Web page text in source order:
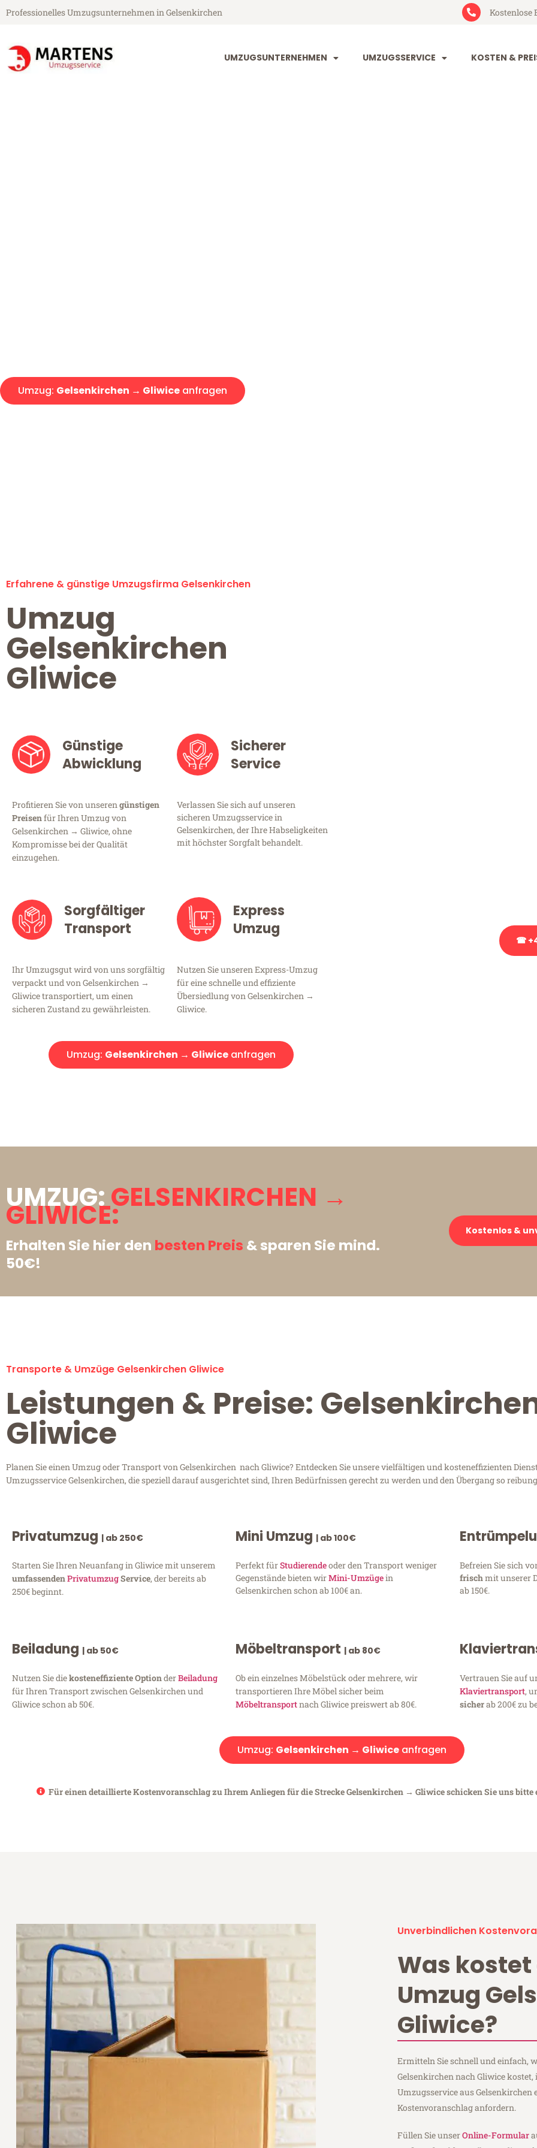
Professionelles Umzugsunternehmen in Gelsenkirchen Kostenlose
UMZUGSUNTERNEHMEN UMZUGSSERVICE KOSTEN &
Umzug: Gelsenkirchen → Gliwice anfragen
Erfahrene & günstige Umzugsfirma Gelsenkirchen
Umzug
Gelsenkirchen
Gliwice
Günstige
Abwicklung
Profitieren Sie von unserengünstigen
Preisenfür Ihren Umzug von
Gelsenkirchen → Gliwice, ohne
Kompromisse bei der Qualität
einzugehen.
Sicherer
Service
Verlassen Sie sich auf unseren
sicheren Umzugsservice in
Gelsenkirchen, der Ihre Habseligkeiten
mit höchster Sorgfalt behandelt.
Sorgfältiger
Transport
Ihr Umzugsgut wird von uns sorgfältig
verpackt und von Gelsenkirchen →
Gliwice transportiert, um einen
sicheren Zustand zu gewährleisten.
Express
Umzug
Nutzen Sie unseren Express-Umzug
für eine schnelle und effiziente
Übersiedlung von Gelsenkirchen →
Gliwice.
Umzug: Gelsenkirchen → Gliwiceanfragen
☎
UMZUG:GELSENKIRCHEN →
GLIWICE:
Erhalten Sie hier den besten Preis & sparen Sie mind.
50€!
Kostenlos &
Transporte & Umzüge Gelsenkirchen Gliwice
Leistungen & Preise:
Gliwice
Planen Sie einen Umzug oder Transport von Gelsenkirchen nach Gliwice? Entdecken Sie unsere vielfältigen und kosteneffizienten
Umzugsservice Gelsenkirchen, die speziell darauf ausgerichtet sind, Ihren Bedürfnissen gerecht zu werden und den Übergang so
Privatumzug | ab 250€
Starten Sie Ihren Neuanfang in Gliwice mit unserem
umfassendenPrivatumzugService, der bereits ab
250€ beginnt.
Mini Umzug | ab 100€
Perfekt fürStudierendeoder den Transport weniger
Gegenstände bieten wirMini-Umzügein
Gelsenkirchen schon ab 100€ an.
Befreien Sie sich
frischmit unserer
ab 150€.
Beiladung | ab 50€
Nutzen Sie diekosteneffiziente OptionderBeiladung
für Ihren Transport zwischen Gelsenkirchen und
Gliwice schon ab 50€.
Möbeltransport | ab 80€
Ob ein einzelnes Möbelstück oder mehrere, wir
transportieren Ihre Möbel sicher beim
Möbeltransportnach Gliwice preiswert ab 80€.
Vertrauen Sie auf
Klaviertransport,
sicherab 200€ zu
Umzug: Gelsenkirchen → Gliwiceanfragen
Für einen detaillierte Kostenvoranschlag zu Ihrem Anliegen für die Strecke Gelsenkirchen → Gliwice schicken Sie uns bitte
Unverbindlichen
Was kostet
Umzug
Gliwice?
Ermitteln Sie schnell und einfach,
Gelsenkirchen nach Gliwice kostet,
Umzugsservice aus Gelsenkirchen
Kostenvoranschlag anfordern.
Füllen Sie unserOnline-Formular